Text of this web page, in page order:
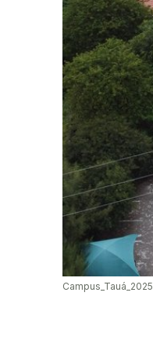
Campus_Tauá_2025